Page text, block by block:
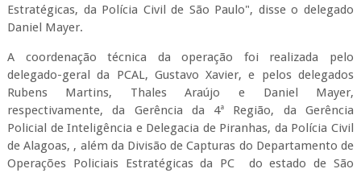
Estratégicas, da Polícia Civil de São Paulo", disse o delegado
Daniel Mayer.
A coordenação técnica da operação foi realizada pelo
delegado-geral da PCAL, Gustavo Xavier, e pelos delegados
Rubens Martins, Thales Araújo e Daniel Mayer,
respectivamente, da Gerência da 4ª Região, da Gerência
Policial de Inteligência e Delegacia de Piranhas, da Polícia Civil
de Alagoas, , além da Divisão de Capturas do Departamento de
Operações Policiais Estratégicas da PC
do estado de São